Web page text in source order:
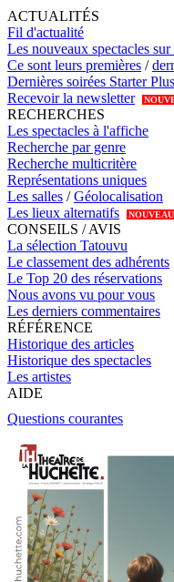
ACTUALITÉS
Fil d'actualité
Les nouveaux spectacles sur
Ce sont leurs premières /
Dernières soirées Starter Plus
Recevoir la newsletter
RECHERCHES
Les spectacles à l'affiche
Recherche par genre
Recherche multicritère
Représentations uniques
Les salles /Géolocalisation
Les lieux alternatifs
NOUVEAU
CONSEILS / AVIS
La sélection Tatouvu
Le classement des adhérents
Le Top 20 des réservations
Nous avons vu pour vous
Les derniers commentaires
RÉFÉRENCE
Historique des articles
Historique des spectacles
Les artistes
AIDE
Questions courantes